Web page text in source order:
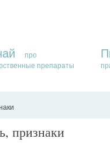
про
препараты
признаки